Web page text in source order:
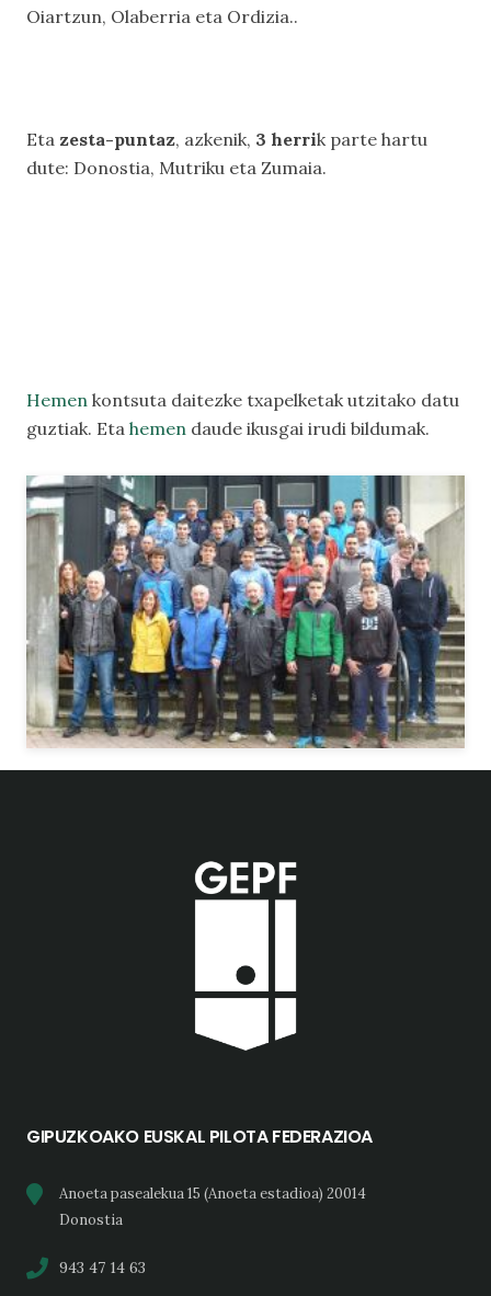
Oiartzun, Olaberria eta Ordizia..
Eta zesta-puntaz, azkenik, 3 herrik parte hartu
dute: Donostia, Mutriku eta Zumaia.
Hemen kontsuta daitezke txapelketak utzitako datu
guztiak. Eta hemen daude ikusgai irudi bildumak.
GIPUZKOAKO EUSKAL PILOTA FEDERAZIOA
Anoeta pasealekua 15 (Anoeta estadioa) 20014
Donostia
943 47 14 63